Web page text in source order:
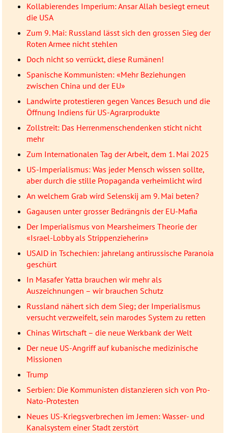
Kollabierendes Imperium: Ansar Allah besiegt erneut
die USA
Zum 9. Mai: Russland lässt sich den grossen Sieg der
Roten Armee nicht stehlen
Doch nicht so verrückt, diese Rumänen!
Spanische Kommunisten: «Mehr Beziehungen
zwischen China und der EU»
Landwirte protestieren gegen Vances Besuch und die
Öffnung Indiens für US-Agrarprodukte
Zollstreit: Das Herrenmenschendenken sticht nicht
mehr
Zum Internationalen Tag der Arbeit, dem 1. Mai 2025
US-Imperialismus: Was jeder Mensch wissen sollte,
aber durch die stille Propaganda verheimlicht wird
An welchem Grab wird Selenskij am 9. Mai beten?
Gagausen unter grosser Bedrängnis der EU-Mafia
Der Imperialismus von Mearsheimers Theorie der
«Israel-Lobby als Strippenzieherin»
USAID in Tschechien: jahrelang antirussische Paranoia
geschürt
In Masafer Yatta brauchen wir mehr als
Auszeichnungen – wir brauchen Schutz
Russland nähert sich dem Sieg; der Imperialismus
versucht verzweifelt, sein marodes System zu retten
Chinas Wirtschaft – die neue Werkbank der Welt
Der neue US-Angriff auf kubanische medizinische
Missionen
Trump
Serbien: Die Kommunisten distanzieren sich von Pro-
Nato-Protesten
Neues US-Kriegsverbrechen im Jemen: Wasser- und
Kanalsystem einer Stadt zerstört